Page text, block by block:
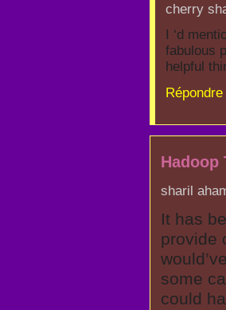
cherry
I ‘d
fabulous
helpful
Hadoop
sharil
It has
provide
some
could